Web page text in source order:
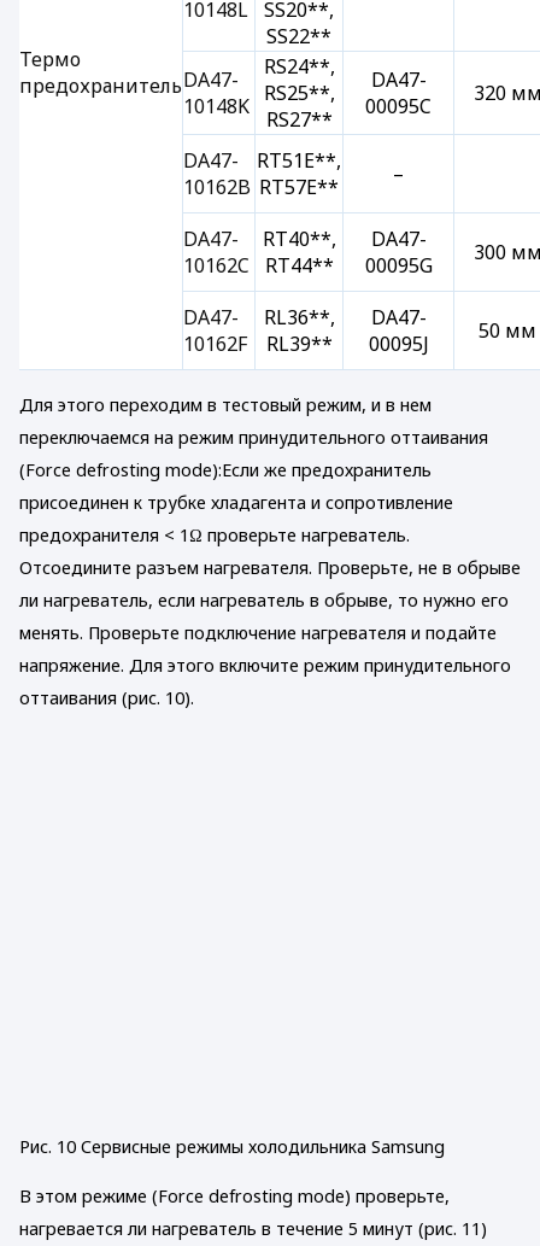
Термо
предохранитель
10148L SS20**,
SS22**
DA47-
10148K
RS24**,
RS25**,
RS27**
DA47-
00095C
320
DA47-
10162B
RT51E**,
RT57E**
–
DA47-
10162C
RT40**,
RT44**
DA47-
00095G
300
DA47-
10162F
RL36**,
RL39**
DA47-
00095J
50 мм
Для этого переходим в тестовый режим, и в нем
переключаемся на режим принудительного оттаивания
(Force defrosting mode):Если же предохранитель
присоединен к трубке хладагента и сопротивление
предохранителя < 1Ω проверьте нагреватель.
Отсоедините разъем нагревателя. Проверьте, не в обрыве
ли нагреватель, если нагреватель в обрыве, то нужно его
менять. Проверьте подключение нагревателя и подайте
напряжение. Для этого включите режим принудительного
оттаивания (рис. 10).
Рис. 10 Сервисные режимы холодильника Samsung
В этом режиме (Force defrosting mode) проверьте,
нагревается ли нагреватель в течение 5 минут (рис. 11)